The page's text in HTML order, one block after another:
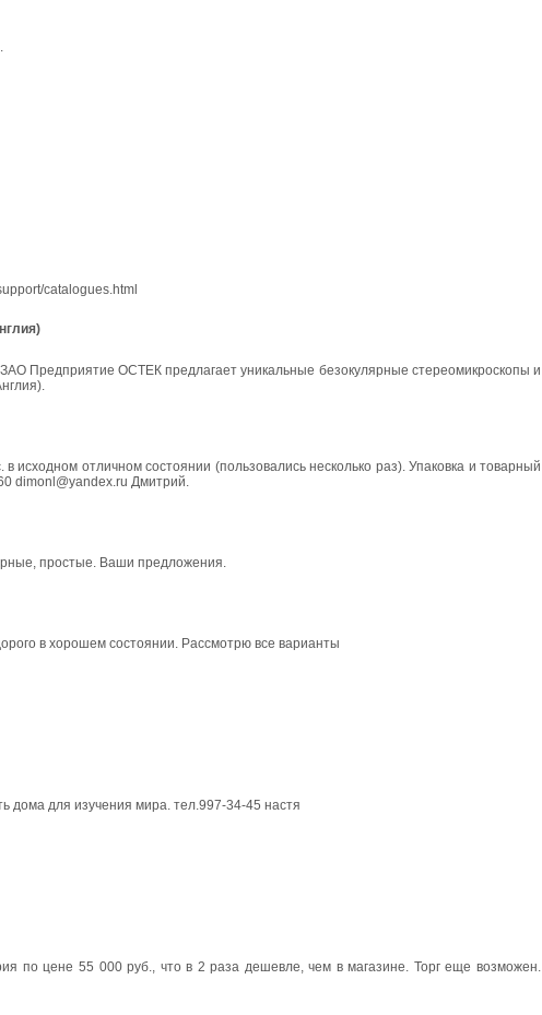
catalogues.html
Предприятие ОСТЕК предлагает уникальные безокулярные стереомикроскопы и
отличном состоянии (пользовались несколько раз). Упаковка и товарный
dimonl@yandex.ru Дмитрий.
простые. Ваши предложения.
в хорошем состоянии. Рассмотрю все варианты
дома для изучения мира. тел.997-34-45 настя
по цене 55 000 руб., что в 2 раза дешевле, чем в магазине. Торг еще возможен.